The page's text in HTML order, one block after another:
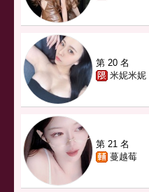
第 20 名
米妮米妮
第 21 名
蔓越莓